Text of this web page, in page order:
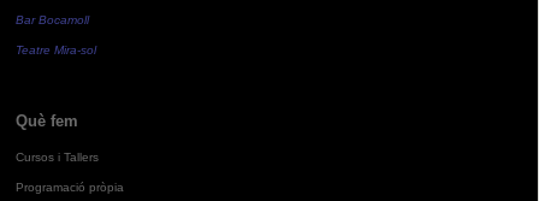
Bar Bocamoll
Teatre Mira-sol
Què fem
Cursos i Tallers
Programació pròpia